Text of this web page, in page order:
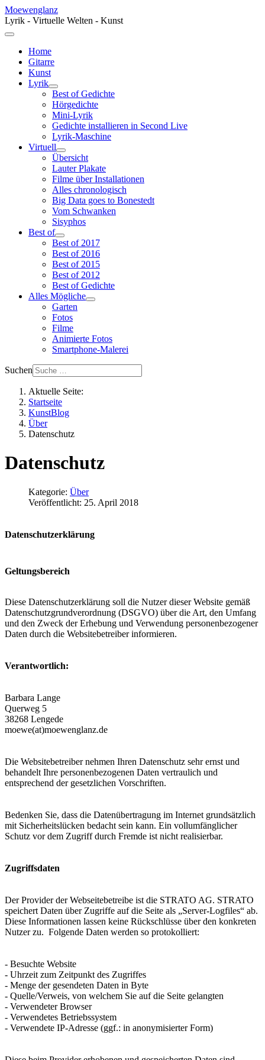
Moewenglanz
Lyrik - Virtuelle Welten - Kunst
Home
Gitarre
Kunst
Lyrik
Best of Gedichte
Hörgedichte
Mini-Lyrik
Gedichte installieren in Second Live
Lyrik-Maschine
Virtuell
Übersicht
Lauter Plakate
Filme über Installationen
Alles chronologisch
Big Data goes to Bonestedt
Vom Schwanken
Sisyphos
Best of
Best of 2017
Best of 2016
Best of 2015
Best of 2012
Best of Gedichte
Alles Mögliche
Garten
Fotos
Filme
Animierte Fotos
Smartphone-Malerei
Suchen
Aktuelle Seite:
Startseite
KunstBlog
Über
Datenschutz
Datenschutz
Kategorie: Über
Veröffentlicht: 25. April 2018
Datenschutzerklärung
Geltungsbereich
Diese Datenschutzerklärung soll die Nutzer dieser Website gemäß
Datenschutzgrundverordnung (DSGVO) über die Art, den Umfang
und den Zweck der Erhebung und Verwendung personenbezogener
Daten durch die Websitebetreiber informieren.
Verantwortlich:
Barbara Lange
Querweg 5
38268 Lengede
moewe(at)moewenglanz.de
Die Websitebetreiber nehmen Ihren Datenschutz sehr ernst und
behandelt Ihre personenbezogenen Daten vertraulich und
entsprechend der gesetzlichen Vorschriften.
Bedenken Sie, dass die Datenübertragung im Internet grundsätzlich
mit Sicherheitslücken bedacht sein kann. Ein vollumfänglicher
Schutz vor dem Zugriff durch Fremde ist nicht realisierbar.
Zugriffsdaten
Der Provider der Webseitebetreibe ist die STRATO AG. STRATO
speichert Daten über Zugriffe auf die Seite als „Server-Logfiles“ ab.
Diese Informationen lassen keine Rückschlüsse über den konkreten
Nutzer zu. Folgende Daten werden so protokolliert:
- Besuchte Website
- Uhrzeit zum Zeitpunkt des Zugriffes
- Menge der gesendeten Daten in Byte
- Quelle/Verweis, von welchem Sie auf die Seite gelangten
- Verwendeter Browser
- Verwendetes Betriebssystem
- Verwendete IP-Adresse (ggf.: in anonymisierter Form)